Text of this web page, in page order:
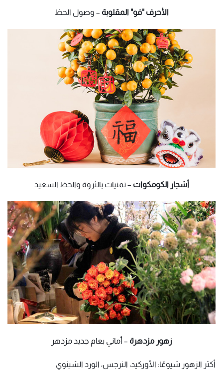
الأحرف "فو" المقلوبة – وصول الحظ
أشجار الكومكوات – تمنيات بالثروة والحظ السعيد
زهور مزدهرة – أماني بعام جديد مزدهر
أكثر الزهور شيوعًا: الأوركيد، النرجس، الورد الشينوي